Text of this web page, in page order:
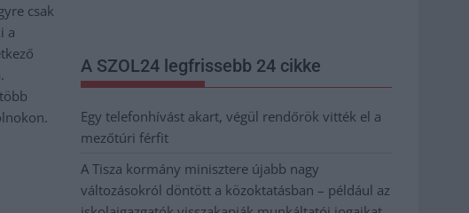
csak
a
A SZOL24 legfrissebb 24 cikke
Egy telefonhívást akart, végül rendőrök vitték el a
mezőtúri férfit
A Tisza kormány minisztere újabb nagy
változásokról döntött a közoktatásban – például az